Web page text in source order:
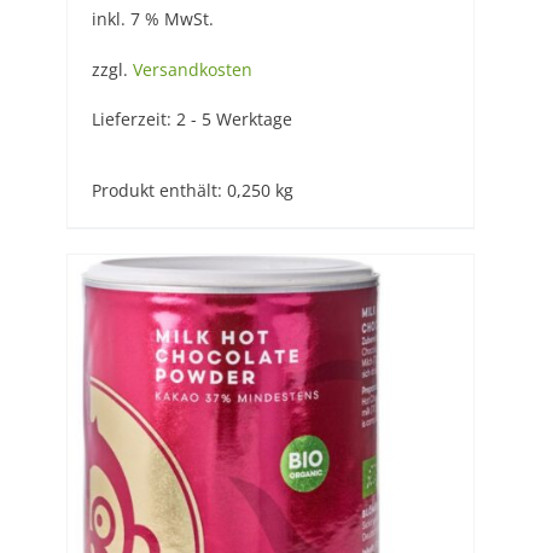
inkl. 7 % MwSt.
zzgl. Versandkosten
Lieferzeit: 2 - 5 Werktage
Produkt enthält: 0,250 kg